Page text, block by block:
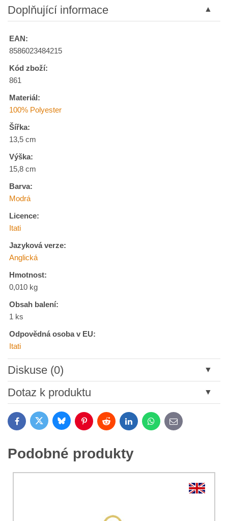
Doplňující informace
EAN:
8586023484215
Kód zboží:
861
Materiál:
100% Polyester
Šířka:
13,5 cm
Výška:
15,8 cm
Barva:
Modrá
Licence:
Itati
Jazyková verze:
Anglická
Hmotnost:
0,010 kg
Obsah balení:
1 ks
Odpovědná osoba v EU:
Itati
Diskuse (0)
Nový komentář
Název:
Jméno:*
Dotaz k produktu
Váš e-mail:*
FacebookTwitter BlueskyPinterestReddit LinkedInWhatsApp
E-
mail
Podobné produkty